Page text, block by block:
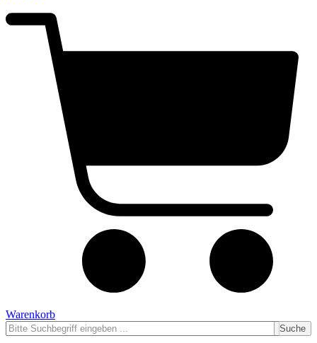
Warenkorb
Suche